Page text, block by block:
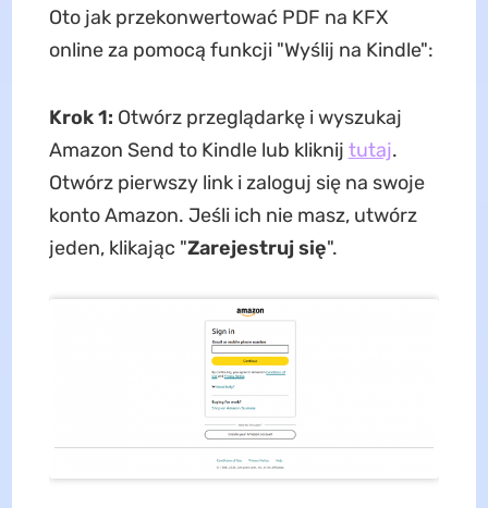
Oto jak przekonwertować PDF na KFX
online za pomocą funkcji "Wyślij na Kindle":
Krok 1: Otwórz przeglądarkę i wyszukaj
Amazon Send to Kindle lub kliknij tutaj.
Otwórz pierwszy link i zaloguj się na swoje
konto Amazon. Jeśli ich nie masz, utwórz
jeden, klikając "Zarejestruj się".